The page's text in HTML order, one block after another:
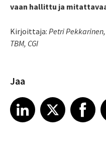
vaan hallittu ja
Kirjoittaja: Petri Pekkarinen,
TBM, CGI
Jaa
Share article on LinkedIn
LinkedIn
Share article on XShare article on